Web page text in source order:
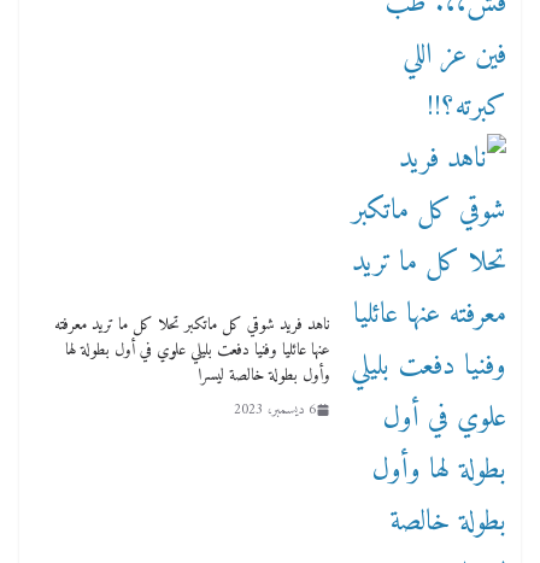
ناهد فريد شوقي كل ماتكبر تحلا كل ما تريد معرفته
عنها عائليا وفنيا دفعت بليلي علوي في أول بطولة لها
وأول بطولة خالصة ليسرا
6 ديسمبر، 2023